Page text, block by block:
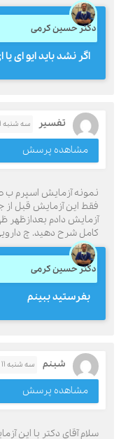
دکتر حسین کرمی
اگر نشد باید ایو ای
تفسیر سه شنبه ۱۱ تیر ۹۸( 7 سال پیش)
مشاهده پرسش
نمونه آزمایش اسپرم
فقط این آزمایش قبل
آزمایش دادم
کامل شرح دهید. چ
دکتر حسین کرمی
بفرستید ببینم
شبنم سه شنبه ۱۱ تیر ۹۸( 7 سال پیش)
مشاهده پرسش
سلام آقای دکتر با این